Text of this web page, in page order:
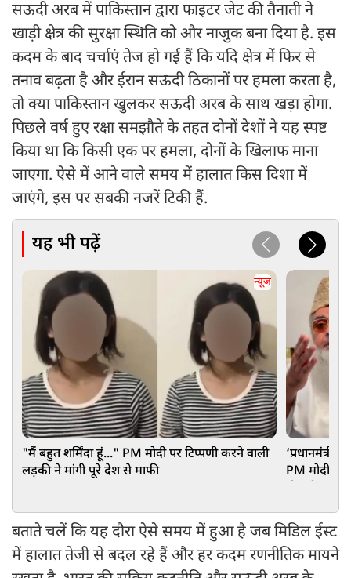
सऊदी अरब में पाकिस्तान द्वारा फाइटर जेट की तैनाती ने
खाड़ी क्षेत्र की सुरक्षा स्थिति को और नाजुक बना दिया है. इस
कदम के बाद चर्चाएं तेज हो गई हैं कि यदि क्षेत्र में फिर से
तनाव बढ़ता है और ईरान सऊदी ठिकानों पर हमला करता है,
तो क्या पाकिस्तान खुलकर सऊदी अरब के साथ खड़ा होगा.
पिछले वर्ष हुए रक्षा समझौते के तहत दोनों देशों ने यह स्पष्ट
किया था कि किसी एक पर हमला, दोनों के खिलाफ माना
जाएगा. ऐसे में आने वाले समय में हालात किस दिशा में
जाएंगे, इस पर सबकी नजरें टिकी हैं.
यह भी पढ़ें
न्यूज
"मैं बहुत शर्मिंदा हूं..." PM मोदी पर टिप्पणी करने वाली
लड़की ने मांगी पूरे देश से माफी
PM मोदी
बताते चलें कि यह दौरा ऐसे समय में हुआ है जब मिडिल ईस्ट
में हालात तेजी से बदल रहे हैं और हर कदम रणनीतिक मायने